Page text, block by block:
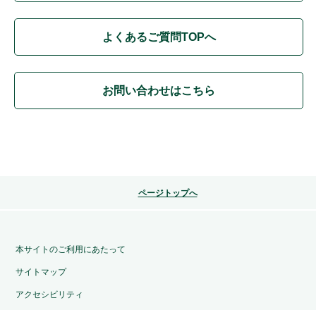
よくあるご質問TOPへ
お問い合わせはこちら
ページトップへ
本サイトのご利用にあたって
サイトマップ
アクセシビリティ